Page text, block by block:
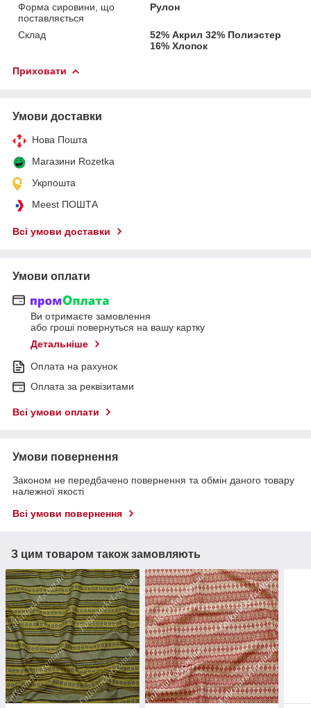
Форма сировини, що
поставляється
Рулон
Склад
52% Акрил 32% Полиэстер
16% Хлопок
Приховати
Умови доставки
Нова Пошта
Магазини Rozetka
Укрпошта
Meest ПОШТА
Всі умови доставки
Умови оплати
Ви отримаєте замовлення
або гроші повернуться на вашу картку
Детальніше
Оплата на рахунок
Оплата за реквізитами
Всі умови оплати
Умови повернення
Законом не передбачено повернення та обмін даного товару
належної якості
Всі умови повернення
З цим товаром також замовляють